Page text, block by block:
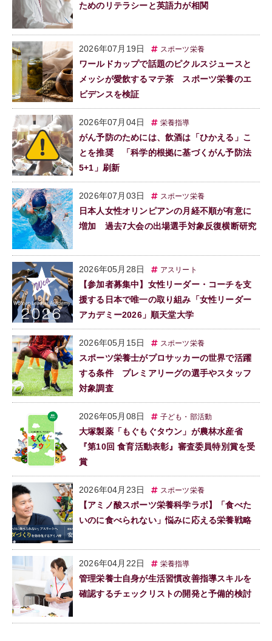
ためのリテラシーと英語力が相関
2026年07月19日 スポーツ栄養
ワールドカップで話題のピクルスジュースと
メッシが愛飲するマテ茶 スポーツ栄養のエ
ビデンスを検証
2026年07月04日 栄養指導
がん予防のためには、飲酒は「ひかえる」こ
とを推奨 「科学的根拠に基づくがん予防法
5+1」刷新
2026年07月03日 スポーツ栄養
日本人女性オリンピアンの月経不順が有意に
増加 過去7大会の出場選手対象反復横断研究
2026年05月28日 アスリート
【参加者募集中】女性リーダー・コーチを支
援する日本で唯一の取り組み「女性リーダー
アカデミー2026」順天堂大学
2026年05月15日 スポーツ栄養
スポーツ栄養士がプロサッカーの世界で活躍
する条件 プレミアリーグの選手やスタッフ
対象調査
2026年05月08日 子ども・部活動
大塚製薬「もぐもぐタウン」が農林水産省
『第10回 食育活動表彰』審査委員特別賞を受
賞
2026年04月23日 スポーツ栄養
【アミノ酸スポーツ栄養科学ラボ】「食べた
いのに食べられない」悩みに応える栄養戦略
2026年04月22日 栄養指導
管理栄養士自身が生活習慣改善指導スキルを
確認するチェックリストの開発と予備的検討